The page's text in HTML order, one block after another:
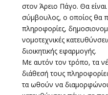
στον Άρειο Πάγο. Θα είναι
σύμβουλος, ο οποίος θα
πληροφορίες,
νομοτεχνικές
διοικητικής εφαρμογής.
Με αυτόν τον τρόπο, τα
διάθεσή τους
τα ωθούν να